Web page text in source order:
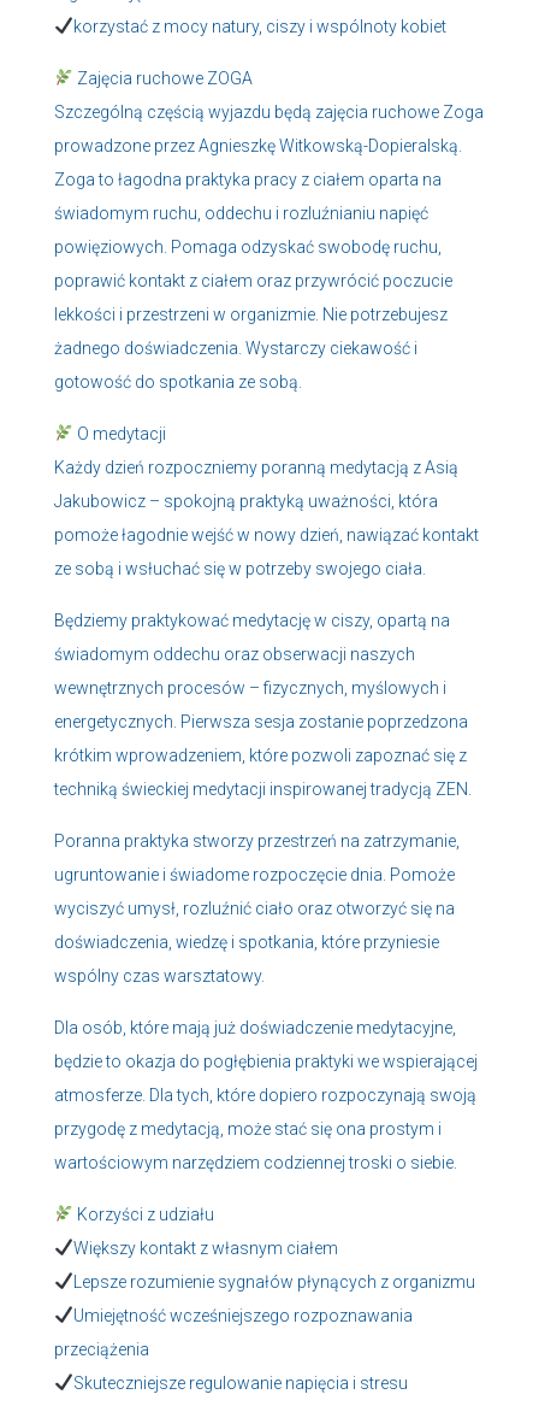
korzystać z mocy natury, ciszy i wspólnoty kobiet
Zajęcia ruchowe ZOGA
Szczególną częścią wyjazdu będą zajęcia ruchowe Zoga
prowadzone przez Agnieszkę Witkowską-Dopieralską.
Zoga to łagodna praktyka pracy z ciałem oparta na
świadomym ruchu, oddechu i rozluźnianiu napięć
powięziowych. Pomaga odzyskać swobodę ruchu,
poprawić kontakt z ciałem oraz przywrócić poczucie
lekkości i przestrzeni w organizmie. Nie potrzebujesz
żadnego doświadczenia. Wystarczy ciekawość i
gotowość do spotkania ze sobą.
O medytacji
Każdy dzień rozpoczniemy poranną medytacją z Asią
Jakubowicz – spokojną praktyką uważności, która
pomoże łagodnie wejść w nowy dzień, nawiązać kontakt
ze sobą i wsłuchać się w potrzeby swojego ciała.
Będziemy praktykować medytację w ciszy, opartą na
świadomym oddechu oraz obserwacji naszych
wewnętrznych procesów – fizycznych, myślowych i
energetycznych. Pierwsza sesja zostanie poprzedzona
krótkim wprowadzeniem, które pozwoli zapoznać się z
techniką świeckiej medytacji inspirowanej tradycją ZEN.
Poranna praktyka stworzy przestrzeń na zatrzymanie,
ugruntowanie i świadome rozpoczęcie dnia. Pomoże
wyciszyć umysł, rozluźnić ciało oraz otworzyć się na
doświadczenia, wiedzę i spotkania, które przyniesie
wspólny czas warsztatowy.
Dla osób, które mają już doświadczenie medytacyjne,
będzie to okazja do pogłębienia praktyki we wspierającej
atmosferze. Dla tych, które dopiero rozpoczynają swoją
przygodę z medytacją, może stać się ona prostym i
wartościowym narzędziem codziennej troski o siebie.
Korzyści z udziału
Większy kontakt z własnym ciałem
Lepsze rozumienie sygnałów płynących z organizmu
Umiejętność wcześniejszego rozpoznawania
przeciążenia
Skuteczniejsze regulowanie napięcia i stresu